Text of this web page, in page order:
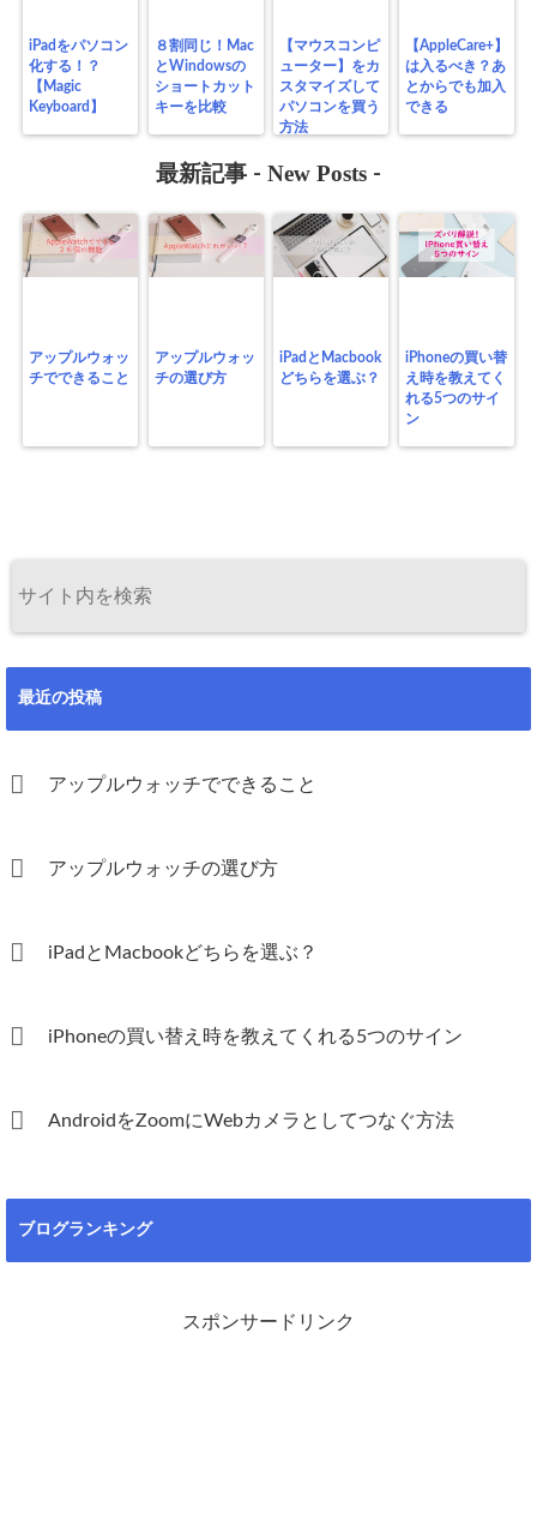
iPadをパソコン
化する！？
【Magic
Keyboard】
８割同じ！Mac
とWindowsの
ショートカット
キーを比較
【マウスコンピ
ューター】をカ
スタマイズして
パソコンを買う
方法
【AppleCare+】
は入るべき？あ
とからでも加入
できる
最新記事 - New Posts -
アップルウォッ
チでできること
アップルウォッ
チの選び方
iPadとMacbook
どちらを選ぶ？
iPhoneの買い替
え時を教えてく
れる5つのサイ
ン
最近の投稿
アップルウォッチでできること
アップルウォッチの選び方
iPadとMacbookどちらを選ぶ？
iPhoneの買い替え時を教えてくれる5つのサイン
AndroidをZoomにWebカメラとしてつなぐ方法
ブログランキング
スポンサードリンク